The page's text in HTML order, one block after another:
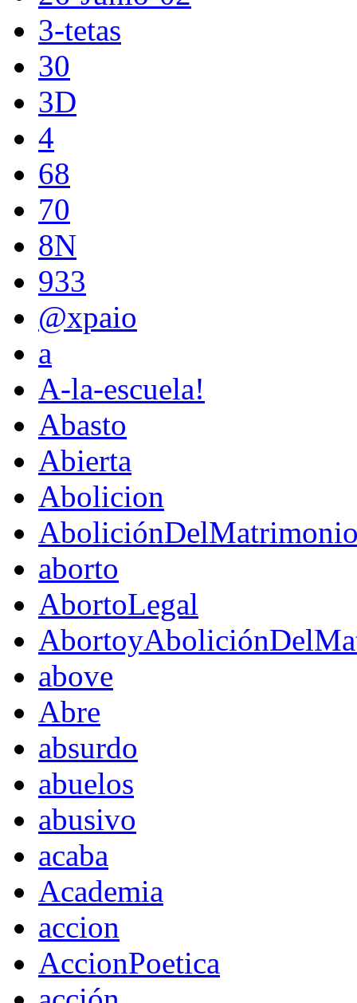
3-tetas
30
3D
4
68
70
8N
933
@xpaio
a
A-la-escuela!
Abasto
Abierta
Abolicion
aborto
AbortoLegal
above
Abre
absurdo
abuelos
abusivo
acaba
Academia
accion
AccionPoetica